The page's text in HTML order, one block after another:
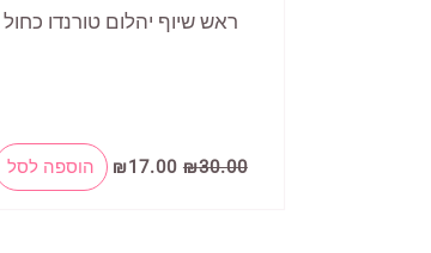
ראש שיוף יהלום טורנדו כחול
₪30.00
המחיר
המקורי
₪17.00
המחיר
הנוכחי
הוספה לסל